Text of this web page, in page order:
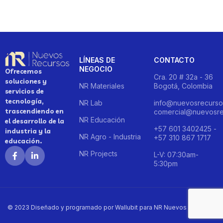
Ofrecemos
soluciones y
servicios de
tecnología,
trascendiendo en
el desarrollo de la
industria y la
educación.
LÍNEAS DE
NEGOCIO
NR Materiales
NR Lab
NR Educación
NR Agro - Industria
NR Projects
CONTACTO
Cra. 20 # 32a - 36
Bogotá, Colombia
+57 601 3402425 -
+57 310 867 1717
L-V: 07:30am-
5:30pm
© 2023 Diseñado y programado por Wallubit para NR Nuevos Recursos